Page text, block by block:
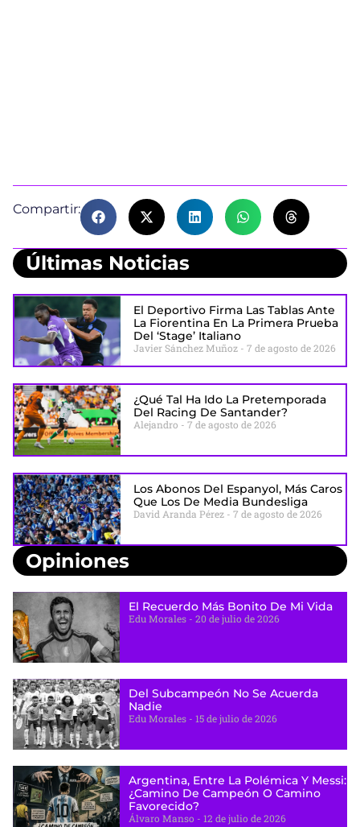
Compartir:
Últimas Noticias
El Deportivo Firma Las Tablas Ante
La Fiorentina En La Primera Prueba
Del ‘stage’ Italiano
Javier Sánchez Muñoz 7 de agosto de 2026
¿Qué Tal Ha Ido La Pretemporada
Del Racing De Santander?
Alejandro 7 de agosto de 2026
Los Abonos Del Espanyol, Más Caros
Que Los De Media Bundesliga
David Aranda Pérez 7 de agosto de 2026
Opiniones
El Recuerdo Más Bonito De Mi Vida
Edu Morales 20 de julio de 2026
Del Subcampeón No Se Acuerda
Nadie
Edu Morales 15 de julio de 2026
Argentina, Entre La Polémica Y Messi:
¿camino De Campeón O Camino
Favorecido?
Álvaro Manso 12 de julio de 2026